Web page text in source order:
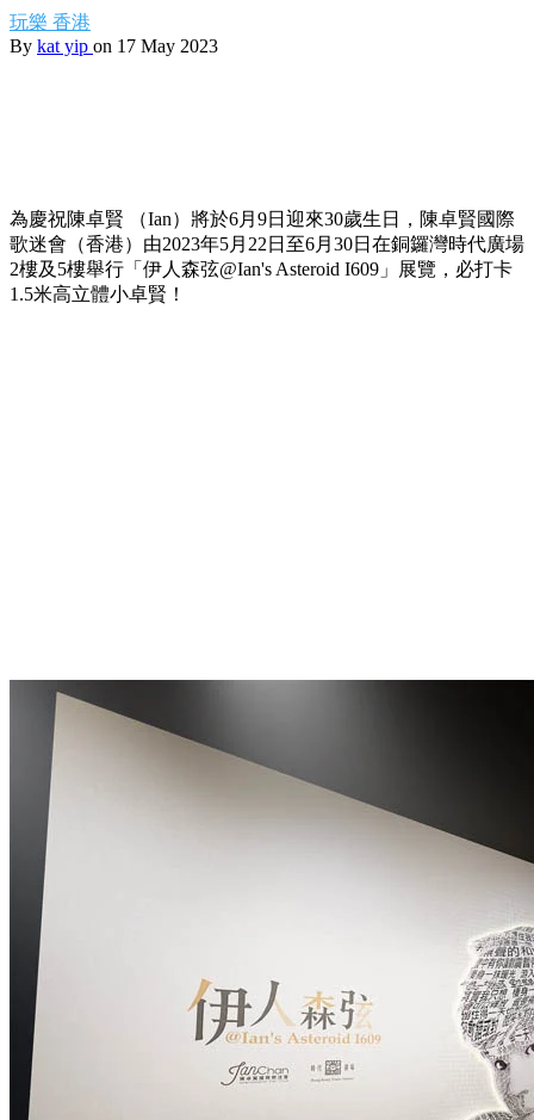
玩樂 香港
By kat yip on 17 May 2023
為慶祝陳卓賢 （Ian）將於6月9日迎來30歲生日，陳卓賢國際
歌迷會（香港）由2023年5月22日至6月30日在銅鑼灣時代廣場
2樓及5樓舉行「伊人森弦@Ian's Asteroid I609」展覽，必打卡
1.5米高立體小卓賢！